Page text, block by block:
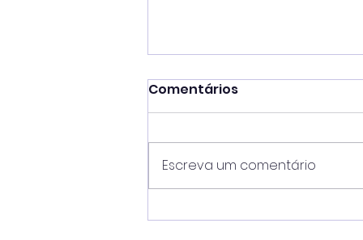
Dia dos Pais movimenta
Comentários
Escreva um comentário